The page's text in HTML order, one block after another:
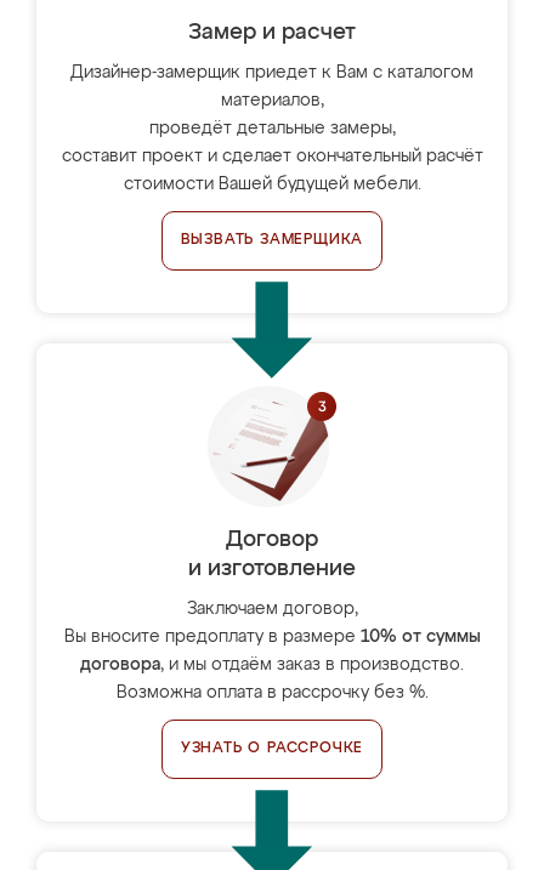
Замер и расчет
Дизайнер-замерщик приедет к Вам с каталогом
материалов,
проведёт детальные замеры,
составит проект и сделает окончательный расчёт
стоимости Вашей будущей мебели.
ВЫЗВАТЬ ЗАМЕРЩИКА
Договор
и изготовление
Заключаем договор,
Вы вносите предоплату в размере 10% от суммы
договора, и мы отдаём заказ в производство.
Возможна оплата в рассрочку без %.
УЗНАТЬ О РАССРОЧКЕ